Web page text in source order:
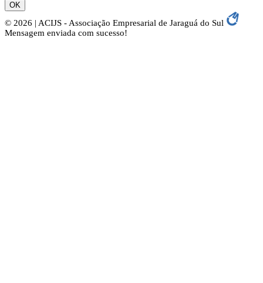
OK
© 2026 | ACIJS - Associação Empresarial de Jaraguá do Sul
Mensagem enviada com sucesso!